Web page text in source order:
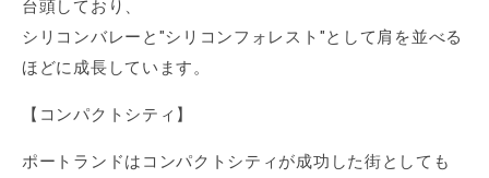
台頭しており、
シリコンバレーと"シリコンフォレスト"として肩を並べる
ほどに成長しています。
【コンパクトシティ】
ポートランドはコンパクトシティが成功した街としても